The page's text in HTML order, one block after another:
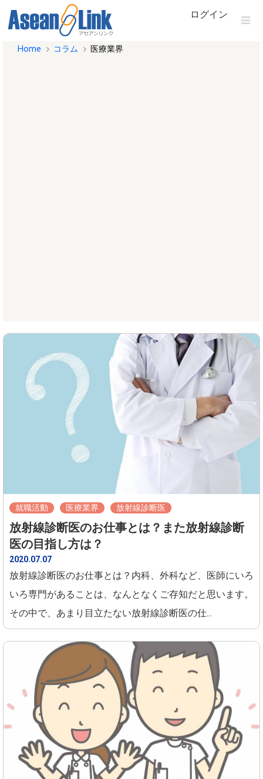
ログイン
Home コラム 医療業界
就職活動 医療業界 放射線診断医
放射線診断医のお仕事とは？また放射線診断
医の目指し方は？
2020.07.07
放射線診断医のお仕事とは？内科、外科など、医師にいろ
いろ専門があることは、なんとなくご存知だと思います。
その中で、あまり目立たない放射線診断医の仕...